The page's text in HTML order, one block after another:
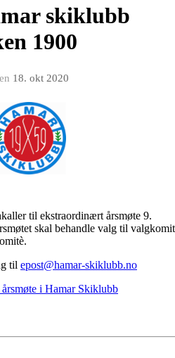
skiklubb
1900
18. okt 2020
til ekstraordinært årsmøte 9.
skal behandle valg til
til epost@hamar-skiklubb.no
i Hamar Skiklubb